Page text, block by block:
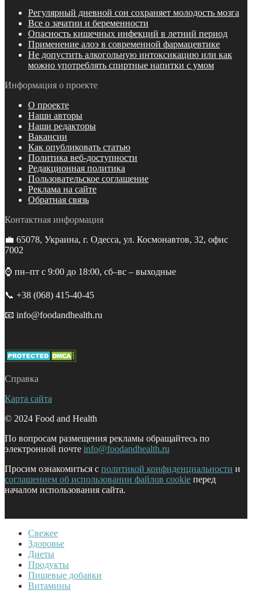
Регулярный дневной сон сохраняет молодость мозга
Все о зачатии и беременности
Опасность кишечных инфекций в летний период
Применение алоэ в современной фармацевтике
Не допустить алкогольную интоксикацию или как
можно употреблять спиртные напитки с умом
Информация о проекте
О проекте
Наши авторы
Наши редакторы
Вакансии
Как опубликовать статью
Политика веб-доступности
Редакционная политика
Пользовательское соглашение
Реклама на сайте
Обратная связь
Контактная информация
💼 65078, Украина, г. Одесса, ул. Космонавтов, 32, офис
7002
⌚️ пн–пт с 9:00 до 18:00, сб–вс – выходные
📞 +38 (068) 415-40-45
📧 info@foodandhealth.ru
Справка
Карта сайта
© 2024 Food and Health
По вопросам размещения рекламы обращайтесь по
электронной почте info@foodandhealth.ru
Просим ознакомиться с политикой конфиденциальности и
соглашением об использовании файлов cookie перед
началом использования сайта.
Свежее
Здоровье
Диеты
Продукты
Пищевые добавки
Витамины